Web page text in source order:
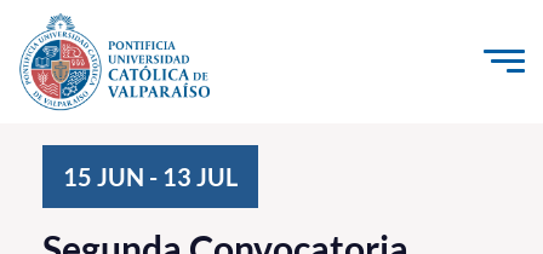
Click acá para ir directamente al contenido
Investigación, Creación e Innovación
PUCV Internacional
15 JUN - 13 JUL